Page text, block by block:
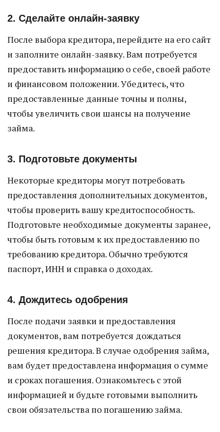
2. Сделайте онлайн-заявку
После выбора кредитора, перейдите на его сайт
и заполните онлайн-заявку. Вам потребуется
предоставить информацию о себе, своей работе
и финансовом положении. Убедитесь, что
предоставленные данные точны и полны,
чтобы увеличить свои шансы на получение
займа.
3. Подготовьте документы
Некоторые кредиторы могут потребовать
предоставления дополнительных документов,
чтобы проверить вашу кредитоспособность.
Подготовьте необходимые документы заранее,
чтобы быть готовым к их предоставлению по
требованию кредитора. Обычно требуются
паспорт, ИНН и справка о доходах.
4. Дождитесь одобрения
После подачи заявки и предоставления
документов, вам потребуется дождаться
решения кредитора. В случае одобрения займа,
вам будет предоставлена информация о сумме
и сроках погашения. Ознакомьтесь с этой
информацией и будьте готовыми выполнить
свои обязательства по погашению займа.